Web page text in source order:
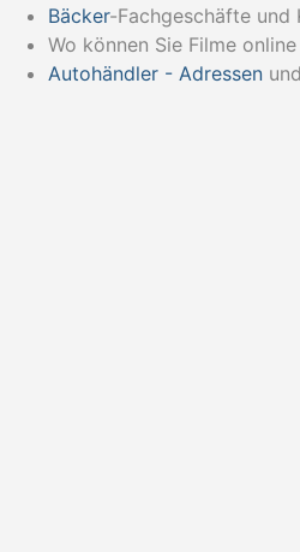
Bäcker-Fachgeschäfte und
Wo können Sie Filme
Autohändler - Adressen